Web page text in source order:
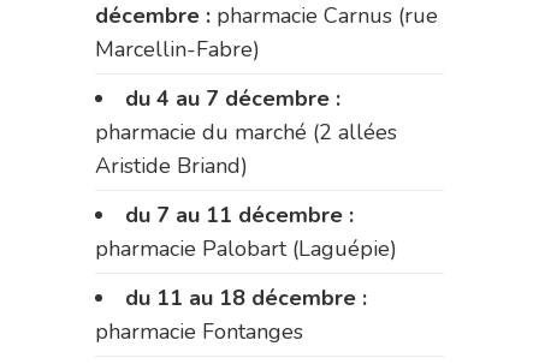
décembre : pharmacie Carnus (rue
Marcellin-Fabre)
du 4 au 7 décembre :
pharmacie du marché (2 allées
Aristide Briand)
du 7 au 11 décembre :
pharmacie Palobart (Laguépie)
du 11 au 18 décembre :
pharmacie Fontanges